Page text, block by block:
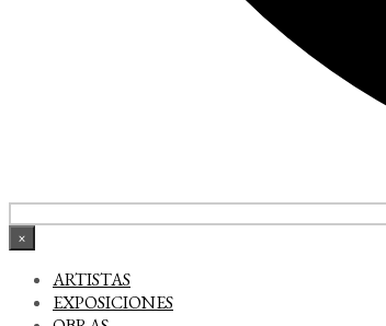
×
ARTISTAS
EXPOSICIONES